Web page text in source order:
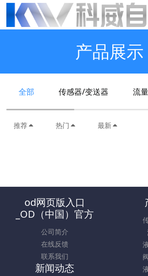
产品展示
全部 传感器/变送器 流
推荐 热门 最新
od网页版入口
_OD（中国）官方
公司简介
在线反馈
联系我们
新闻动态